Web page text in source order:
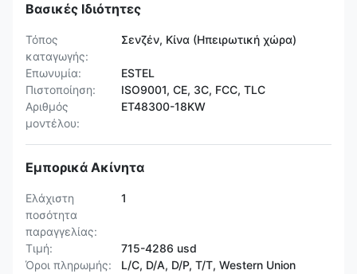
Βασικές Ιδιότητες
Τόπος
καταγωγής:
Σενζέν, Κίνα (Ηπειρωτική χώρα)
Επωνυμία:
ESTEL
Πιστοποίηση:
ISO9001, CE, 3C, FCC, TLC
Αριθμός
μοντέλου:
ET48300-18KW
Εμπορικά Ακίνητα
Ελάχιστη
ποσότητα
παραγγελίας:
1
Τιμή:
715-4286 usd
Όροι πληρωμής:
L/C, D/A, D/P, T/T, Western Union